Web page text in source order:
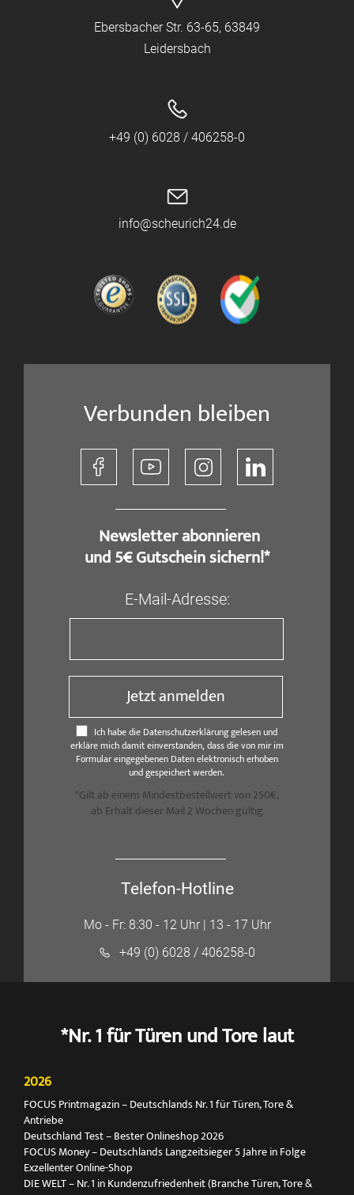
Ebersbacher Str. 63-65, 63849
Leidersbach
+49 (0) 6028 / 406258-0
info@scheurich24.de
Verbunden bleiben
​ Newsletter abonnieren
und 5€ Gutschein sichern!*
E-Mail-Adresse:
Jetzt anmelden
Ich habe die Datenschutzerklärung gelesen und
erkläre mich damit einverstanden, dass die von mir im
Formular eingegebenen Daten elektronisch erhoben
und gespeichert werden.
*Gilt ab einem Mindestbestellwert von 250€,
ab Erhalt dieser Mail 2 Wochen gültig
Telefon-Hotline
Mo - Fr: 8:30 - 12 Uhr | 13 - 17 Uhr
+49 (0) 6028 / 406258-0
*Nr. 1 für Türen und Tore laut
2026
FOCUS Printmagazin – Deutschlands Nr. 1 für Türen, Tore &
Antriebe
Deutschland Test – Bester Onlineshop 2026
FOCUS Money – Deutschlands Langzeitsieger 5 Jahre in Folge
Exzellenter Online-Shop
DIE WELT – Nr. 1 in Kundenzufriedenheit (Branche Türen, Tore &